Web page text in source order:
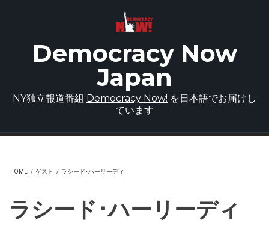
Democracy Now
Japan
NY独立報道番組 Democracy Now! を日本語でお届けし
ています
HOME / ゲスト / ラシード･ハーリーディ
ラシード･ハーリーディ